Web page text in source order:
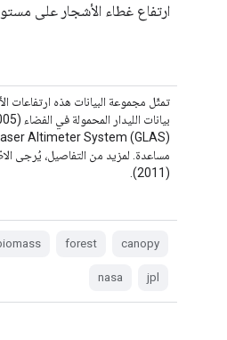
ارتفاع غطاء الأشجار على مستوى
تمثّل مجموعة البيانات هذه ارتفاعات
(2011).
canopy
forest
jpl
nasa